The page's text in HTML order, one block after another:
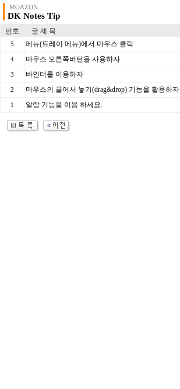
MOAZON
DK Notes Tip
번호 글 제 목
5 메뉴(트레이 메뉴)에서 마우스 클릭
4 마우스 오른쪽버턴을 사용하자
3 바인더를 이용하자
2 마우스의 끌어서 놓기(drag&drop) 기능을 활용하자
1 알람 기능을 이용 하세요.